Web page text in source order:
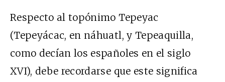
Respecto al topónimo Tepeyac
(Tepeyácac, en náhuatl, y Tepeaquilla,
como decían los españoles en el siglo
XVI), debe recordarse que este significa